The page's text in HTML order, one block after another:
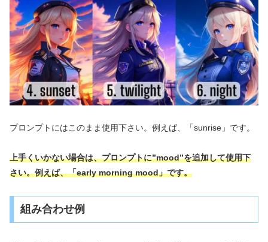
プロンプトにはこのまま使用下さい。例えば、「sunrise」です。
上手くいかない場合は、プロンプトに”mood”を追加して使用下
さい。例えば、「early morning mood」です。
組み合わせ例